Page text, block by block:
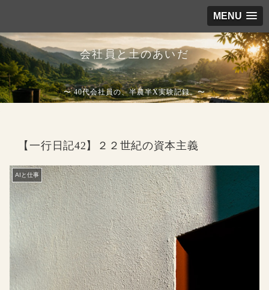
MENU
会社員と土のあいだ
〜 40代会社員の、半農半X実験記録。〜
【一行日記42】２２世紀の資本主義
AIと仕事